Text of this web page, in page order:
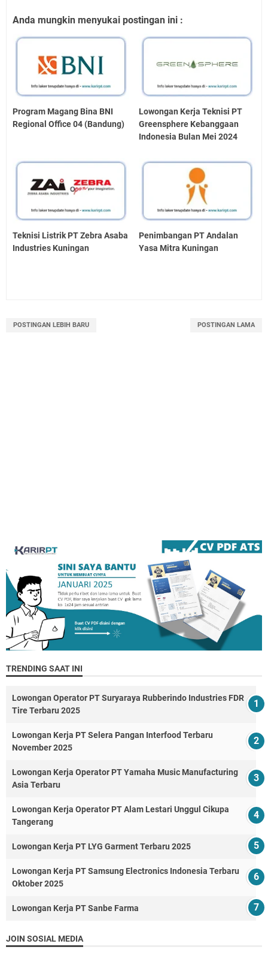
Anda mungkin menyukai postingan ini :
Program Magang Bina BNI
Regional Office 04 (Bandung)
Lowongan Kerja Teknisi PT
Greensphere Kebanggaan
Indonesia Bulan Mei 2024
Teknisi Listrik PT Zebra Asaba
Industries Kuningan
Penimbangan PT Andalan
Yasa Mitra Kuningan
POSTINGAN LEBIH BARU POSTINGAN LAMA
TRENDING SAAT INI
Lowongan Operator PT Suryaraya Rubberindo Industries FDR
Tire Terbaru 2025
Lowongan Kerja PT Selera Pangan Interfood Terbaru
November 2025
Lowongan Kerja Operator PT Yamaha Music Manufacturing
Asia Terbaru
Lowongan Kerja Operator PT Alam Lestari Unggul Cikupa
Tangerang
Lowongan Kerja PT LYG Garment Terbaru 2025
Lowongan Kerja PT Samsung Electronics Indonesia Terbaru
Oktober 2025
Lowongan Kerja PT Sanbe Farma
JOIN SOSIAL MEDIA